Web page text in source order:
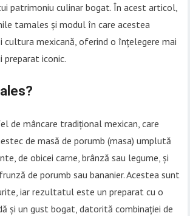
patrimoniu culinar bogat. În acest articol,
tamales și modul în care acestea
mexicană, oferind o înțelegere mai
preparat iconic.
de mâncare tradițional mexican, care
de masă de porumb (masa) umplută
de obicei carne, brânză sau legume, și
de porumb sau bananier. Acestea sunt
iar rezultatul este un preparat cu o
și un gust bogat, datorită combinației de